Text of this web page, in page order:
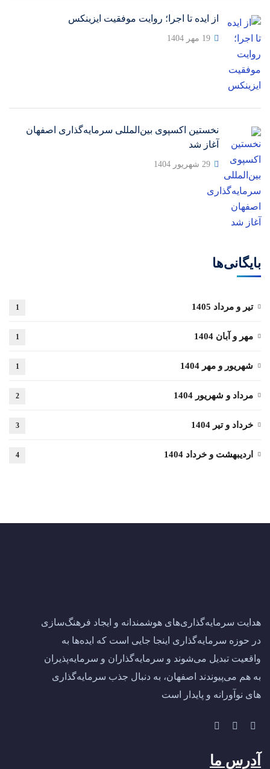
از ایده تا اجرا؛ روایت موفقیت ایزینکس
19 مهر 1404
نخستین اکسپوی بین‌المللی سرمایه‌گذاری اصفهان
آغاز شد
29 شهریور 1404
بایگانی‌ها
تیر و مرداد 1405 1
مهر و آبان 1404 1
شهریور و مهر 1404 1
مرداد و شهریور 1404 2
خرداد و تیر 1404 3
اردیبهشت و خرداد 1404 4
هدایت سرمایه‌گذاری‌های هوشمندانه و ایجاد فرهنگ‌سازی
در حوزه سرمایه‌گذاری اینجا جایی است که ایده‌ها به
واقعیت تبدیل می‌شوند و سرمایه‌گذاران و سرمایه‌پذیران
به هم می‌پیوندند اصفهان، به دنبال جذب سرمایه‌گذاری‌
های نوآورانه و پایدار است
آدرس ما